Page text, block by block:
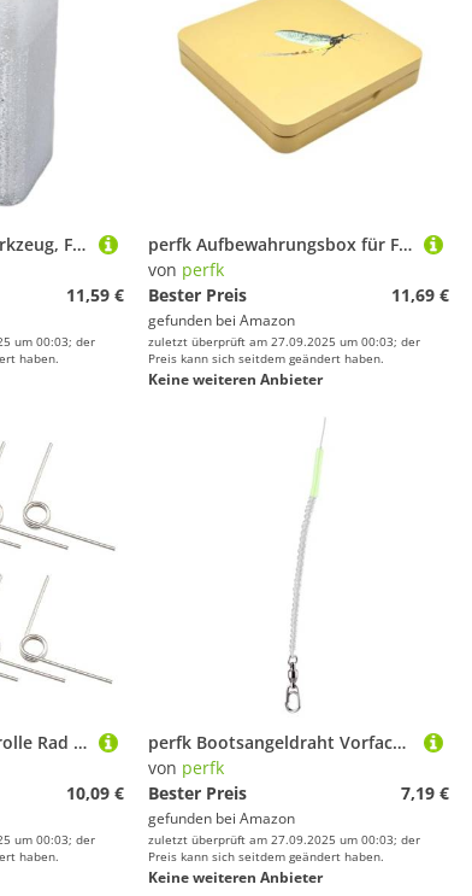
perfk Fliegenbindewerkzeug, Fliegenzubehör, Geschenk für, praktisch, leicht, Angelgeräte, Haltbarkeit, Ausrüstung, tragbar, Weiß, 3.9 cm X 2.35 cm
11,59 €
um 00:03; der
haben.
perfk Aufbewahrungsbox für Fliegenfischer, Organizer, leicht, für Ausrüstung, Aufbewahrungsbehälter für Angelköder und Haken, für Fluss und Outdoor, Gold
von perfk
Bester Preis
11,69 €
gefunden bei Amazon
zuletzt überprüft am 27.09.2025 um 00:03; der
Preis kann sich seitdem geändert haben.
Keine weiteren Anbieter
perfk Trommel Angelrolle Rad Feder Teil Bügelfeder Zubehör Kompressionsfedern Ausrüstung Edelstahl DIY Reparatur Tool für, 10 Pieces 316
10,09 €
um 00:03; der
haben.
perfk Bootsangeldraht Vorfach Carbonfaserdraht, Stabiler 9cm Bissfester Abschnitt 120cm
von perfk
Bester Preis
7,19 €
gefunden bei Amazon
zuletzt überprüft am 27.09.2025 um 00:03; der
Preis kann sich seitdem geändert haben.
Keine weiteren Anbieter